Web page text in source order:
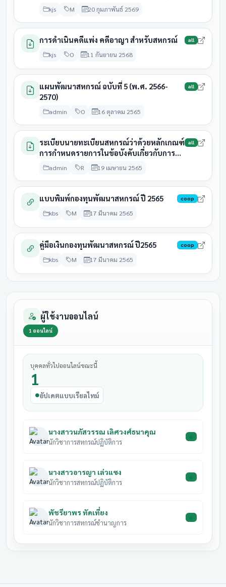
กลุ่มเกษตรกรชาวสวนยาง
บ้านหลุบเพ็กคอนสวรรค์
31
2569
2569
รอดำเนิ
กลุ่มเกษตรกรทำนาโคกมั่ง
31
มีนาคม
2569
กลุ่มเกษตรกรทำนาหนองไผ่
31
2569
28 สิงหาคม
กลุ่มเกษตรกรทำไร่ยางหวาย
31
มีนาคม
2569
28 สิงหาคม
2569
รอดำเนิน
31
2569
2569
ประชุม
กลุ่มเกษตรกรเลี้ยงสัตว์สาม
31
มีนาคม
2569
สหกรณ์การเกษตรกู้ดินหินผา
ฟ้าน้ำ
31
28 สิงหาคม
สหกรณ์การเกษตรแก้งคร้อ
31
มีนาคม
2569
รอดำเนิ
สหกรณ์การเกษตร
คอนสวรรค์
2569
สหกรณ์ผู้ใช้น้ำสถานีสูบน้ำ
ด้วยไฟฟ้าบ้านโจดโนนข่า
สหกรณ์ผู้ใช้น้ำสถานีสูบน้ำ
มีนาคม
สหกรณ์ผู้ใช้น้ำสถานีสูบน้ำ
31
สหกรณ์ผู้ใช้น้ำสถานีสูบน้ำ
31
สหกรณ์เพื่อการเกษตรบ้าน
31
2569
28 สิงหาคม
kjs M 20 กุมภาพันธ์ 2569
การดำเนินคดีแพ่ง คดีอาญา สำหรับสหกรณ์
kjs O 11 กันยายน 2568
all
แผนพัฒนาสหกรณ์ ฉบับที่ 5 (พ.ศ. 2566-
2570)
admin O 16 ตุลาคม 2565
all
ระเบียบนายทะเบียนสหกรณ์ว่าด้วยหลักเกณฑ์
การกำหนดรายการในข้อบังคับเกี่ยวกับการ
จ่ายคืนค่าหุ้นบางส่วนของสมาชิก
admin R 19 เมษายน 2565
all
แบบพิมพ์กองทุนพัฒนาสหกรณ์ ปี 2565
kbs M 17 มีนาคม 2565
coop
คู่มือเงินกองทุนพัฒนาสหกรณ์ ปี2565
kbs M 17 มีนาคม 2565
coop
ผู้ใช้งานออนไลน์
1 ออนไลน์
บุคคลทั่วไปออนไลน์ขณะนี้
1
อัปเดตแบบเรียลไทม์
นางสาวนภัสวรรณ เลิศวงศ์ธนาคุณ
นักวิชาการสหกรณ์ปฏิบัติการ
นางสาวอารญา เล่วแซง
นักวิชาการสหกรณ์ปฏิบัติการ
พัชรียาพร ทัดเที่ยง
นักวิชาการสหกรณ์ชำนาญการ